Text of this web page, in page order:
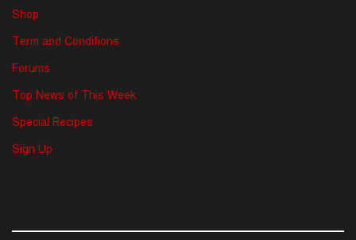
Shop
Term and Conditions
Forums
Top News of This Week
Special Recipes
Sign Up